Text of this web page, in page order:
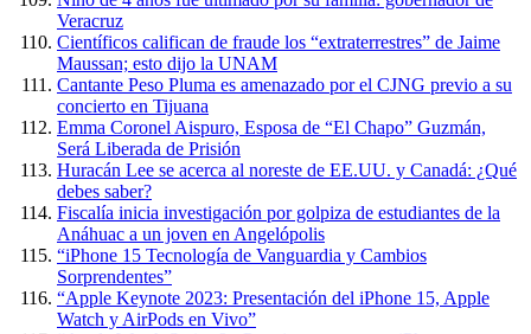
Veracruz
Científicos califican de fraude los “extraterrestres” de Jaime
Maussan; esto dijo la UNAM
Cantante Peso Pluma es amenazado por el CJNG previo a su
concierto en Tijuana
Emma Coronel Aispuro, Esposa de “El Chapo” Guzmán,
Será Liberada de Prisión
Huracán Lee se acerca al noreste de EE.UU. y Canadá: ¿Qué
debes saber?
Fiscalía inicia investigación por golpiza de estudiantes de la
Anáhuac a un joven en Angelópolis
“iPhone 15 Tecnología de Vanguardia y Cambios
Sorprendentes”
“Apple Keynote 2023: Presentación del iPhone 15, Apple
Watch y AirPods en Vivo”